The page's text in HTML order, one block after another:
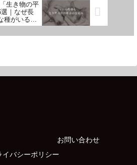
生き物の平
｜なぜ長
種がいるの
お問い合わせ
イバシーポリシー